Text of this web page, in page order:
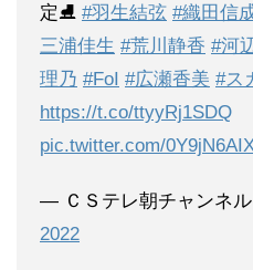
定⛸ #羽生結弦 #織田信
三浦佳生 #荒川静香 #河
理乃 #FoI #広瀬香美 #ス
https://t.co/ttyyRj1SDQ
pic.twitter.com/
— ＣＳテレ朝チャンネ
2022